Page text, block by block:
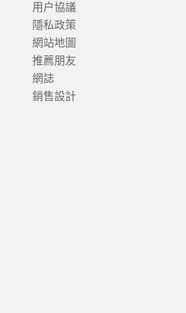
用户協議
隱私政策
網站地圖
推薦朋友
網誌
銷售設計